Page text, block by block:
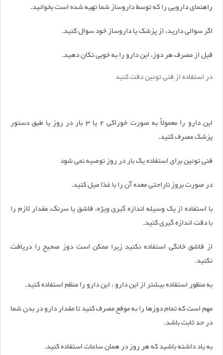
راهنمای دارویی را که توسط داروساز شما تهیه شده است بخوانید.
اگر سوالی دارید، از پزشک یا داروساز خود سوال کنید.
قبل از مصرف هر دوز، این دارو را به خوبی تکان دهید.
در استفاده از فنی توئین دقت کنید
این دارو را معمولاً به صورت خوراکی 2 یا 3 بار در روز یا طبق دستور
پزشک مصرف کنید.
فنی توئین برای استفاده یک بار در روز توصیه نمی شود
در صورت بروز ناراحتی معده آن را با غذا میل کنید.
با استفاده از یک وسیله اندازه گیری ویژه، قاشق یا سرنگ، مقدار لازم را
با دقت اندازه گیری کنید.
از قاشق خانگی استفاده نکنید زیرا ممکن است دوز صحیح را دریافت
نکنید.
به منظور استفاده بیشتر از این دارو ، این دارو را منظم استفاده کنید.
مهم است که تمام دوزها را به موقع مصرف کنید تا مقدار دارو در بدن شما
در حد ثابت باشد.
به یاد داشته باشید که هر روز در همان ساعات استفاده کنید.